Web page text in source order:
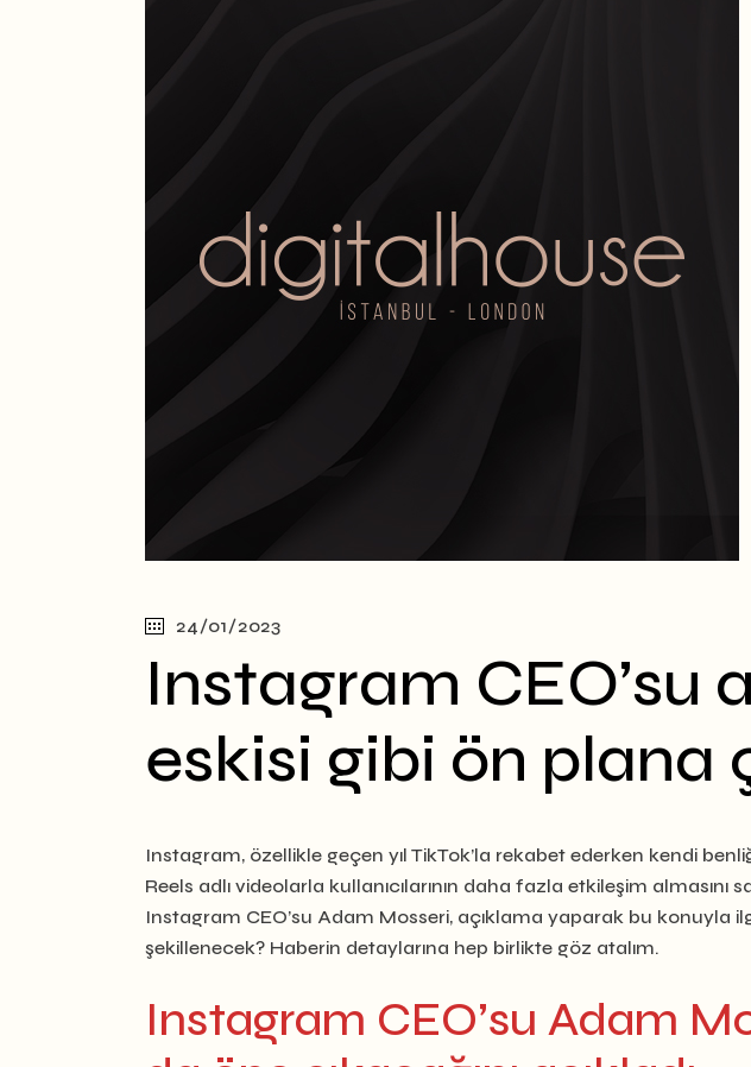
24/01/2023
Instagram CEO’su
eskisi gibi ön plana
Instagram, özellikle geçen yıl TikTok’la rekabet ederken kendi
Reels adlı videolarla kullanıcılarının daha fazla etkileşim
Instagram CEO’su Adam Mosseri, açıklama yaparak bu konuyla
şekillenecek? Haberin detaylarına hep birlikte göz atalım.
Instagram CEO’su Adam